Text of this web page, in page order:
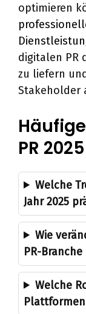
optimieren
digitalen PR
zu liefern
Stakeholder
PR 2025
Welche
Jahr 2025
Wie
PR-Branche
Welche
Plattformen